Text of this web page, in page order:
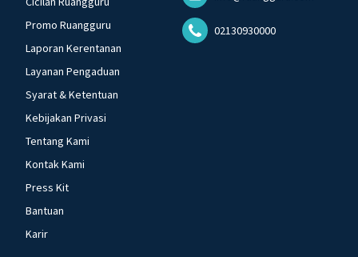
Promo Ruangguru
Laporan Kerentanan
Layanan Pengaduan
Syarat & Ketentuan
Kebijakan Privasi
Tentang Kami
Kontak Kami
Press Kit
Bantuan
Karir
02130930000